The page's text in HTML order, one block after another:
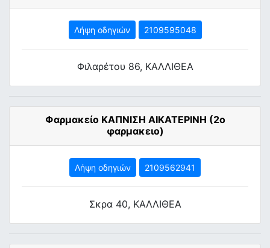
Λήψη οδηγιών 2109595048
Φιλαρέτου 86, ΚΑΛΛΙΘΕΑ
Φαρμακείο ΚΑΠΝΙΣΗ ΑΙΚΑΤΕΡΙΝΗ (2ο
φαρμακειο)
Λήψη οδηγιών 2109562941
Σκρα 40, ΚΑΛΛΙΘΕΑ